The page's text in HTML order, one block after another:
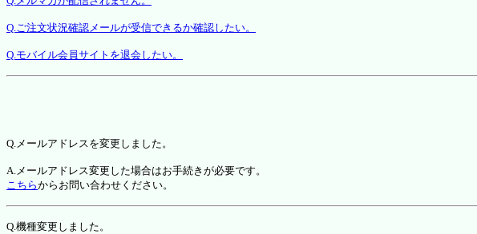
Q.ご注文状況確認メールが受信できるか確認したい。
Q.モバイル会員サイトを退会したい。
Q.メールアドレスを変更しました。
A.メールアドレス変更した場合はお手続きが必要です。
こちらからお問い合わせください。
Q.機種変更しました。